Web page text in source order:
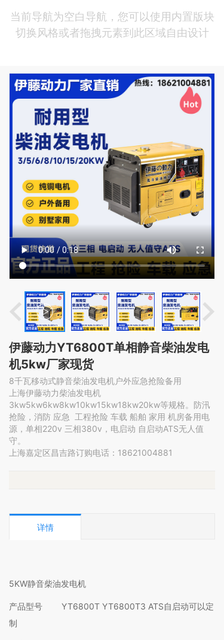
当前导航为空白导航，您可以使用内置版块
切换风格或者拖拽元素到此区域自由设计
伊藤动力YT6800T单相静音柴油发电
机5kw厂家现货
8千瓦移动式静音柴油发电机户外应急抢险备用
上海伊藤动力柴油发电机
3kw5kw6kw8kw10kw15kw18kw20kw等规格。防汛
抢险，消防 应急  工程抢险 车载 船舶 家用 机房备用电
源，单相220v 三相380v，电启动 自启动ATS无人值
守。
上海嘉定区昌吉路订购电话：18621004881
详情
5KW静音柴油发电机
产品型号 YT6800T YT6800T3 ATS自启动可以定
制